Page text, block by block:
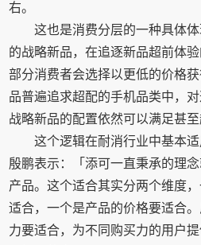
右。
这也是消费分层的一种具体
的战略新品，在追逐新品超前体
部分消费者会选择以更低的价格
品普遍追求超配的手机品类中，
战略新品的配置依然可以满足甚至
这个逻辑在耐消行业中基本
殷鹏表示：「添可一直秉承的理
产品。这个适合其实分两个维度
适合，一个是产品的价格要适合
力要适合，为不同购买力的用户